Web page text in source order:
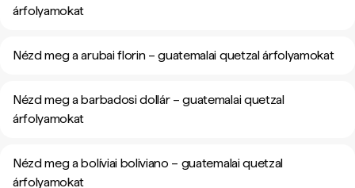
árfolyamokat
Nézd meg a arubai florin – guatemalai quetzal árfolyamokat
Nézd meg a barbadosi dollár – guatemalai quetzal
árfolyamokat
Nézd meg a bolíviai boliviano – guatemalai quetzal
árfolyamokat